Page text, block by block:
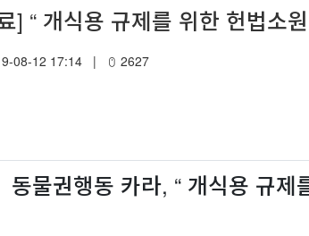
] “ 개식용 규제를 위한 헌법소
08-12 17:14 | 2627
동물권행동 카라, “ 개식용 규